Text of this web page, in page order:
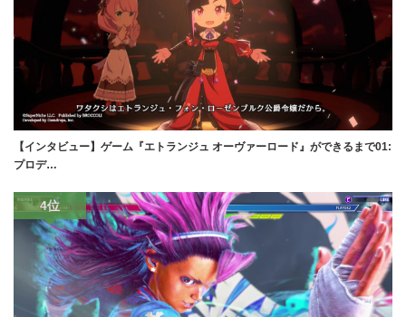
【インタビュー】ゲーム『エトランジュ オーヴァーロード』ができるまで01:
プロデ…
4位